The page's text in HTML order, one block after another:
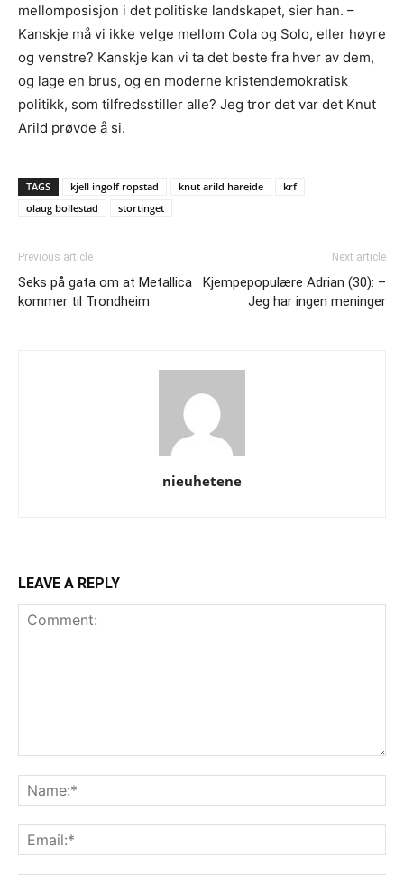
mellomposisjon i det politiske landskapet, sier han. –
Kanskje må vi ikke velge mellom Cola og Solo, eller høyre
og venstre? Kanskje kan vi ta det beste fra hver av dem,
og lage en brus, og en moderne kristendemokratisk
politikk, som tilfredsstiller alle? Jeg tror det var det Knut
Arild prøvde å si.
TAGS kjell ingolf ropstad knut arild hareide
krf
olaug bollestad
stortinget
Previous article
Seks på gata om at Metallica
kommer til Trondheim
Next article
Kjempepopulære Adrian (30): –
Jeg har ingen meninger
nieuhetene
LEAVE A REPLY